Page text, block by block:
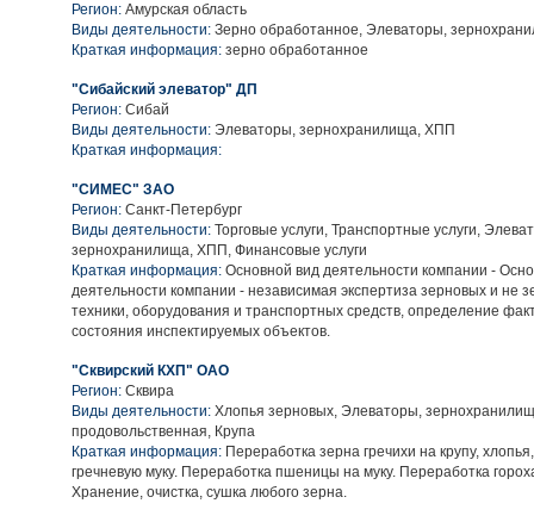
Регион: Амурская область
Виды деятельности: Зерно обработанное, Элеваторы,
Краткая информация: зерно обработанное
"Сибайский элеватор" ДП
Регион: Сибай
Виды деятельности: Элеваторы, зернохранилища, ХПП
Краткая информация:
"СИМЕС" ЗАО
Регион: Санкт-Петербург
Виды деятельности: Торговые услуги, Транспортные услуги,
зернохранилища, ХПП, Финансовые услуги
Краткая информация: Основной вид деятельности компании -
деятельности компании - независимая экспертиза зерновых и не
техники, оборудования и транспортных средств, определение
состояния инспектируемых объектов.
"Сквирский КХП" ОАО
Регион: Сквира
Виды деятельности: Хлопья зерновых, Элеваторы,
продовольственная, Крупа
Краткая информация: Переработка зерна гречихи на крупу,
гречневую муку. Переработка пшеницы на муку. Переработка
Хранение, очистка, сушка любого зерна.